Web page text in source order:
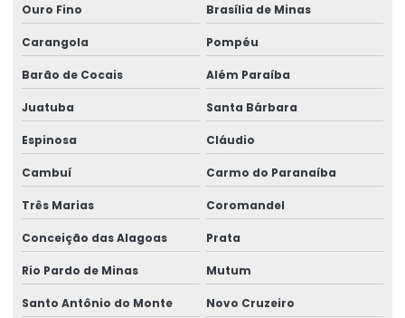
Reforma de ponte rolante em sp
Reforma de talha elétrica em sc
Representação swf krantechnik brasil
Retrofit de pontes rolantes
Sensor anti colisão ponte rolante
Serviço De Manutenção Preventiva
Serviço De Montagem De Elevadores De Carga
Ouro Fino Brasília de Minas
Carangola Pompéu
Barão de Cocais Além Paraíba
Juatuba Santa Bárbara
Espinosa Cláudio
Cambuí Carmo do Paranaíba
Três Marias Coromandel
Conceição das Alagoas Prata
Rio Pardo de Minas Mutum
Santo Antônio do Monte Novo Cruzeiro